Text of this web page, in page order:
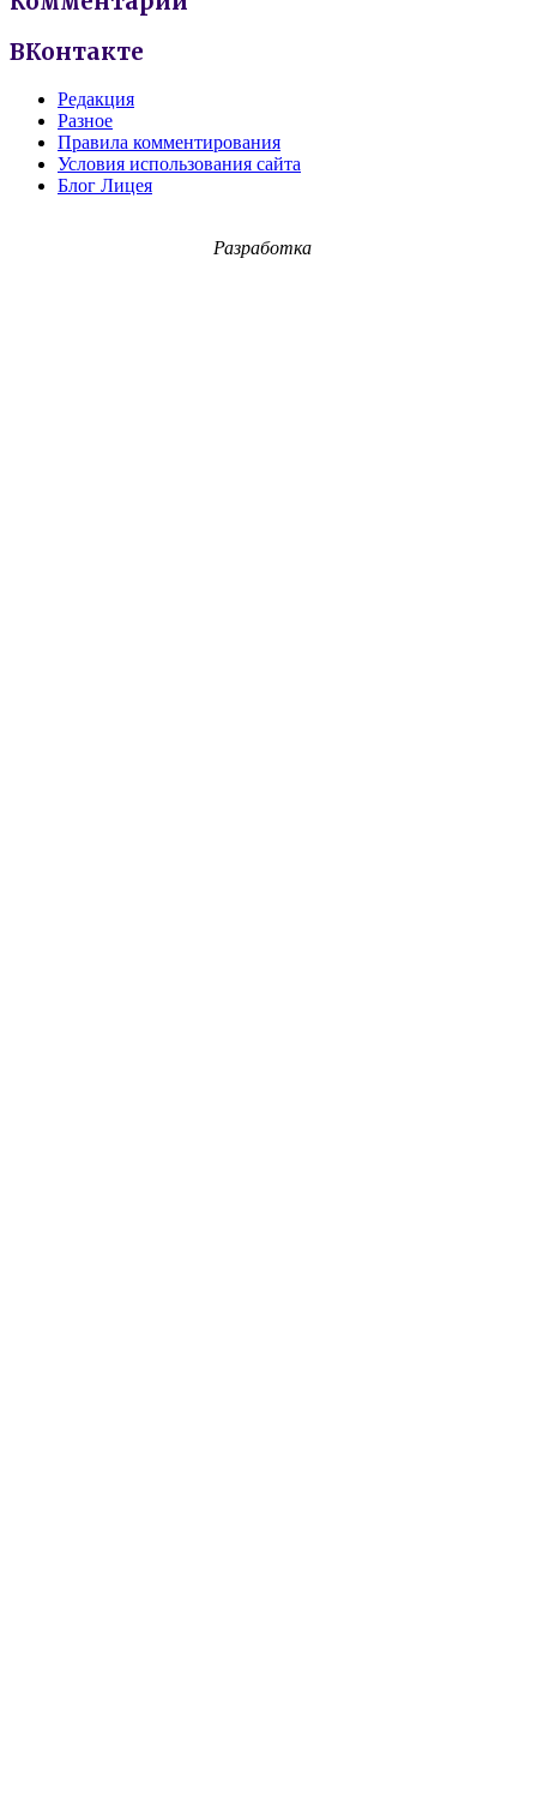
ВКонтакте
Редакция
Разное
Правила комментирования
Условия использования сайта
Блог Лицея
Разработка